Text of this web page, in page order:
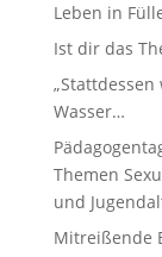
Leben in
Ist dir das
Wasser…
Themen
und
Mitreißende